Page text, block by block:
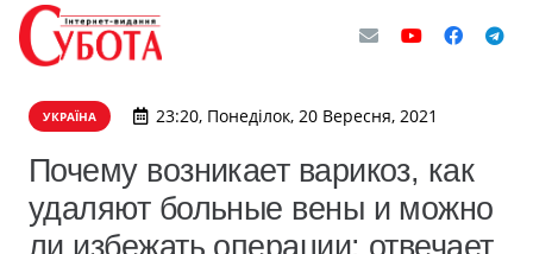
УКРАЇНА 23:20, Понеділок, 20 Вересня, 2021
Почему возникает варикоз, как
удаляют больные вены и можно
ли избежать операции: отвечает